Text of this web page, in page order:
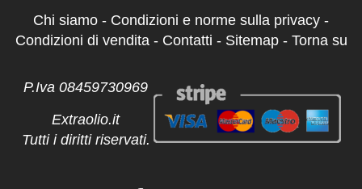
contenti perchè dopo tanti anni
hanno risentito antichi sapori. Anche
Fiamma
Promotore finanziario
Chi siamo - Condizioni e norme sulla privacy -
Condizioni di vendita - Contatti - Sitemap- Torna su
P.Iva 08459730969
Extraolio.it
Tutti i diritti riservati.